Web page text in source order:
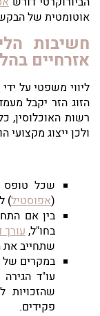
אוטומטית של
חשיבות
אזרחיים
ליווי משפטי על ידי
הזוג הזר יקבל
רשות האוכלוסין,
ולכן ייצוג מקצועי
שכל טופס
(אפוסטיל)
בין אם
בחו"ל,עורך
שתחייב את
במקרים של
עו"ד
שהזכויות
פקידים.